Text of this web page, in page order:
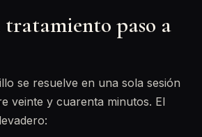
tratamiento paso a
se resuelve en una sola sesión
veinte y cuarenta minutos. El